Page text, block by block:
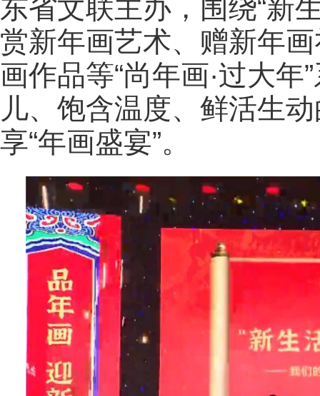
东省文联主办，围绕“新
赏新年画艺术、赠新年
画作品等“尚年画·过大
儿、饱含温度、鲜活生
享“年画盛宴”。